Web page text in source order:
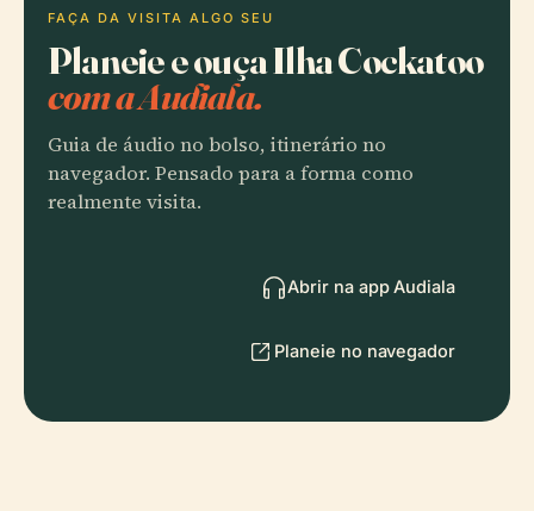
FAÇA DA VISITA ALGO SEU
Planeie e ouça Ilha Cockatoo
com a Audiala.
Guia de áudio no bolso, itinerário no
navegador. Pensado para a forma como
realmente visita.
Abrir na app Audiala
Planeie no navegador